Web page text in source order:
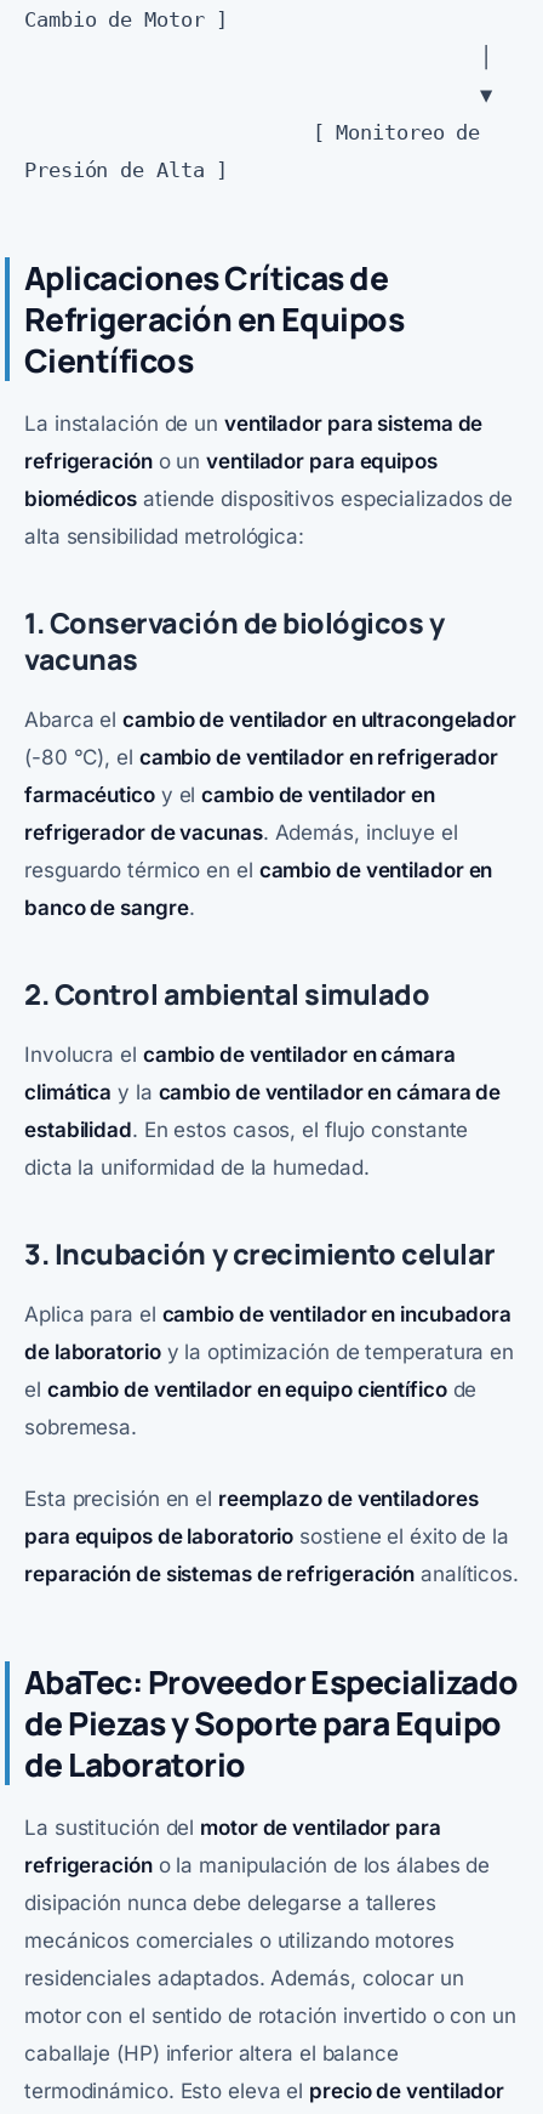
Cambio de Motor ]
                                      ▼
Aplicaciones Críticas de
Refrigeración en Equipos
Científicos
La instalación de un ventilador para sistema de
refrigeracióno unventilador para equipos
biomédicos atiende dispositivos especializados de
alta sensibilidad metrológica:
1. Conservación de biológicos y
vacunas
Abarca el cambio de ventilador en ultracongelador
(-80 °C), el cambio de ventilador en refrigerador
farmacéuticoy elcambio de ventilador en
refrigerador de vacunas. Además, incluye el
resguardo térmico en el cambio de ventilador en
banco de sangre.
2. Control ambiental simulado
Involucra el cambio de ventilador en cámara
climática y la cambio de ventilador en cámara de
estabilidad. En estos casos, el flujo constante
dicta la uniformidad de la humedad.
3. Incubación y crecimiento celular
Aplica para el cambio de ventilador en incubadora
de laboratorioy la optimización de temperatura en
el cambio de ventilador en equipo científicode
sobremesa.
Esta precisión en el reemplazo de ventiladores
para equipos de laboratorio sostiene el éxito de la
reparación de sistemasde refrigeración analíticos.
AbaTec: Proveedor Especializado
de Piezas y Soporte para Equipo
de Laboratorio
La sustitución del motor de ventilador para
refrigeracióno la manipulación de los álabes de
disipación nunca debe delegarse a talleres
mecánicos comerciales o utilizando motores
residenciales adaptados. Además, colocar un
motor con el sentido de rotación invertido o con un
caballaje (HP) inferior altera el balance
termodinámico. Esto eleva el precio de ventilador